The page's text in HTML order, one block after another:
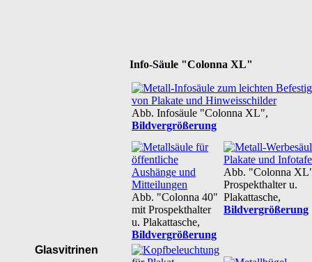
Glasvitrinen
Info-Säule "Colonna XL"
Abb. Infosäule "Colonna XL",
Bildvergrößerung
Abb. "Colonna 40"
mit Prospekthalter
u. Plakattasche,
Bildvergrößerung
Abb. "Colonna
Prospekthalter u.
Plakattasche,
Bildvergrößerung